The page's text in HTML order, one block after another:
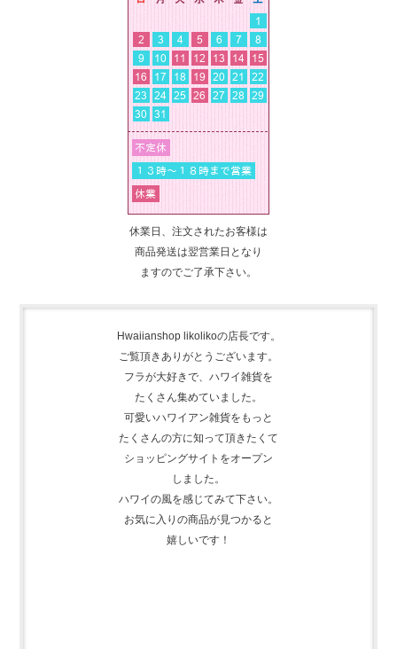
休業日、注文されたお客様は
商品発送は翌営業日となり
ますのでご了承下さい。
Hwaiianshop likolikoの店長です。
ご覧頂きありがとうございます。
フラが大好きで、
ハワイ雑貨を
たくさん集めていました。
可愛いハワイアン雑貨をもっと
たくさんの方に知って頂きたくて
ショッピングサイトをオープン
しました。
ハワイの風を感じてみて下さい。
お気に入りの商品が見つかると
嬉しいです！